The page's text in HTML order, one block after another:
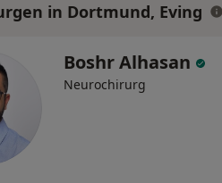
in Dortmund, Eving
Boshr Alhasan
Neurochirurg